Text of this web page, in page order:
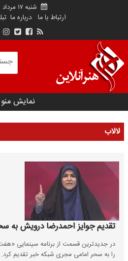
شنبه ۱۷ مرداد ۱۴۰۵
ارتباط با ما درباره ما
نمایش منو
لالاب
تقدیم جوایز احمدرضا درویش به
در جدیدترین قسمت از برنامه سینمایی
را به سحر امامی مجری شبکه خبر تقدیم کرد.